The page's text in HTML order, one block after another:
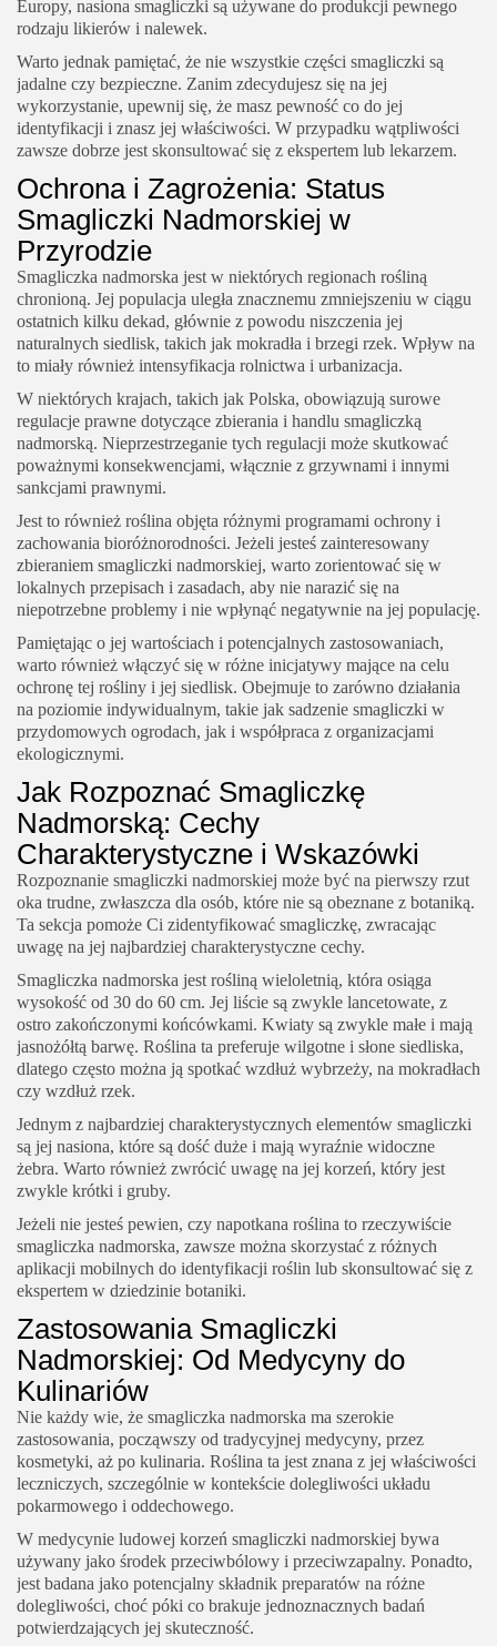
Europy, nasiona smagliczki są używane do produkcji pewnego
rodzaju likierów i nalewek.
Warto jednak pamiętać, że nie wszystkie części smagliczki są
jadalne czy bezpieczne. Zanim zdecydujesz się na jej
wykorzystanie, upewnij się, że masz pewność co do jej
identyfikacji i znasz jej właściwości. W przypadku wątpliwości
zawsze dobrze jest skonsultować się z ekspertem lub lekarzem.
Ochrona i Zagrożenia: Status
Smagliczki Nadmorskiej w
Przyrodzie
Smagliczka nadmorska jest w niektórych regionach rośliną
chronioną. Jej populacja uległa znacznemu zmniejszeniu w ciągu
ostatnich kilku dekad, głównie z powodu niszczenia jej
naturalnych siedlisk, takich jak mokradła i brzegi rzek. Wpływ na
to miały również intensyfikacja rolnictwa i urbanizacja.
W niektórych krajach, takich jak Polska, obowiązują surowe
regulacje prawne dotyczące zbierania i handlu smagliczką
nadmorską. Nieprzestrzeganie tych regulacji może skutkować
poważnymi konsekwencjami, włącznie z grzywnami i innymi
sankcjami prawnymi.
Jest to również roślina objęta różnymi programami ochrony i
zachowania bioróżnorodności. Jeżeli jesteś zainteresowany
zbieraniem smagliczki nadmorskiej, warto zorientować się w
lokalnych przepisach i zasadach, aby nie narazić się na
niepotrzebne problemy i nie wpłynąć negatywnie na jej populację.
Pamiętając o jej wartościach i potencjalnych zastosowaniach,
warto również włączyć się w różne inicjatywy mające na celu
ochronę tej rośliny i jej siedlisk. Obejmuje to zarówno działania
na poziomie indywidualnym, takie jak sadzenie smagliczki w
przydomowych ogrodach, jak i współpraca z organizacjami
ekologicznymi.
Jak Rozpoznać Smagliczkę
Nadmorską: Cechy
Charakterystyczne i Wskazówki
Rozpoznanie smagliczki nadmorskiej może być na pierwszy rzut
oka trudne, zwłaszcza dla osób, które nie są obeznane z botaniką.
Ta sekcja pomoże Ci zidentyfikować smagliczkę, zwracając
uwagę na jej najbardziej charakterystyczne cechy.
Smagliczka nadmorska jest rośliną wieloletnią, która osiąga
wysokość od 30 do 60 cm. Jej liście są zwykle lancetowate, z
ostro zakończonymi końcówkami. Kwiaty są zwykle małe i mają
jasnożółtą barwę. Roślina ta preferuje wilgotne i słone siedliska,
dlatego często można ją spotkać wzdłuż wybrzeży, na mokradłach
czy wzdłuż rzek.
Jednym z najbardziej charakterystycznych elementów smagliczki
są jej nasiona, które są dość duże i mają wyraźnie widoczne
żebra. Warto również zwrócić uwagę na jej korzeń, który jest
zwykle krótki i gruby.
Jeżeli nie jesteś pewien, czy napotkana roślina to rzeczywiście
smagliczka nadmorska, zawsze można skorzystać z różnych
aplikacji mobilnych do identyfikacji roślin lub skonsultować się z
ekspertem w dziedzinie botaniki.
Zastosowania Smagliczki
Nadmorskiej: Od Medycyny do
Kulinariów
Nie każdy wie, że smagliczka nadmorska ma szerokie
zastosowania, począwszy od tradycyjnej medycyny, przez
kosmetyki, aż po kulinaria. Roślina ta jest znana z jej właściwości
leczniczych, szczególnie w kontekście dolegliwości układu
pokarmowego i oddechowego.
W medycynie ludowej korzeń smagliczki nadmorskiej bywa
używany jako środek przeciwbólowy i przeciwzapalny. Ponadto,
jest badana jako potencjalny składnik preparatów na różne
dolegliwości, choć póki co brakuje jednoznacznych badań
potwierdzających jej skuteczność.